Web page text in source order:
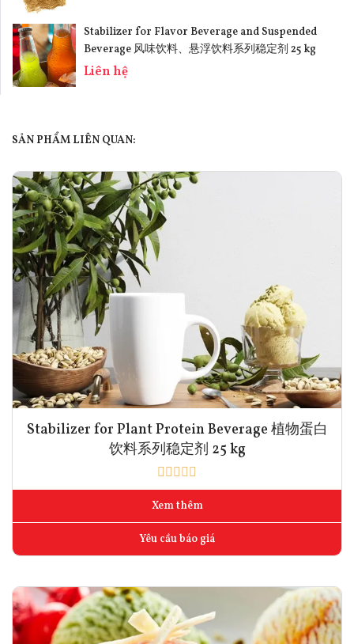
Stabilizer for Flavor Beverage and Suspended
Beverage 风味饮料、悬浮饮料系列稳定剂 25 kg
Liên hệ
SẢN PHẨM LIÊN QUAN:
Stabilizer for Plant Protein Beverage 植物蛋白
饮料系列稳定剂 25 kg
Xem thêm
Yêu cầu báo giá